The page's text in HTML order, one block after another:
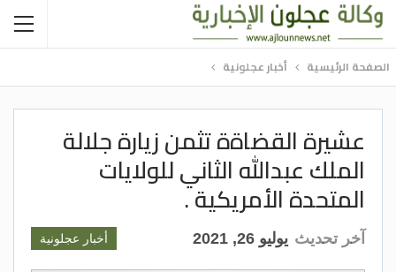
الصفحة الرئيسية أخبار عجلونية
عشيرة القضاةة تثمن زيارة جلالة
الملك عبدالله الثاني للولايات
المتحدة الأمريكية .
أخبار عجلونية آخر تحديث يوليو 26, 2021